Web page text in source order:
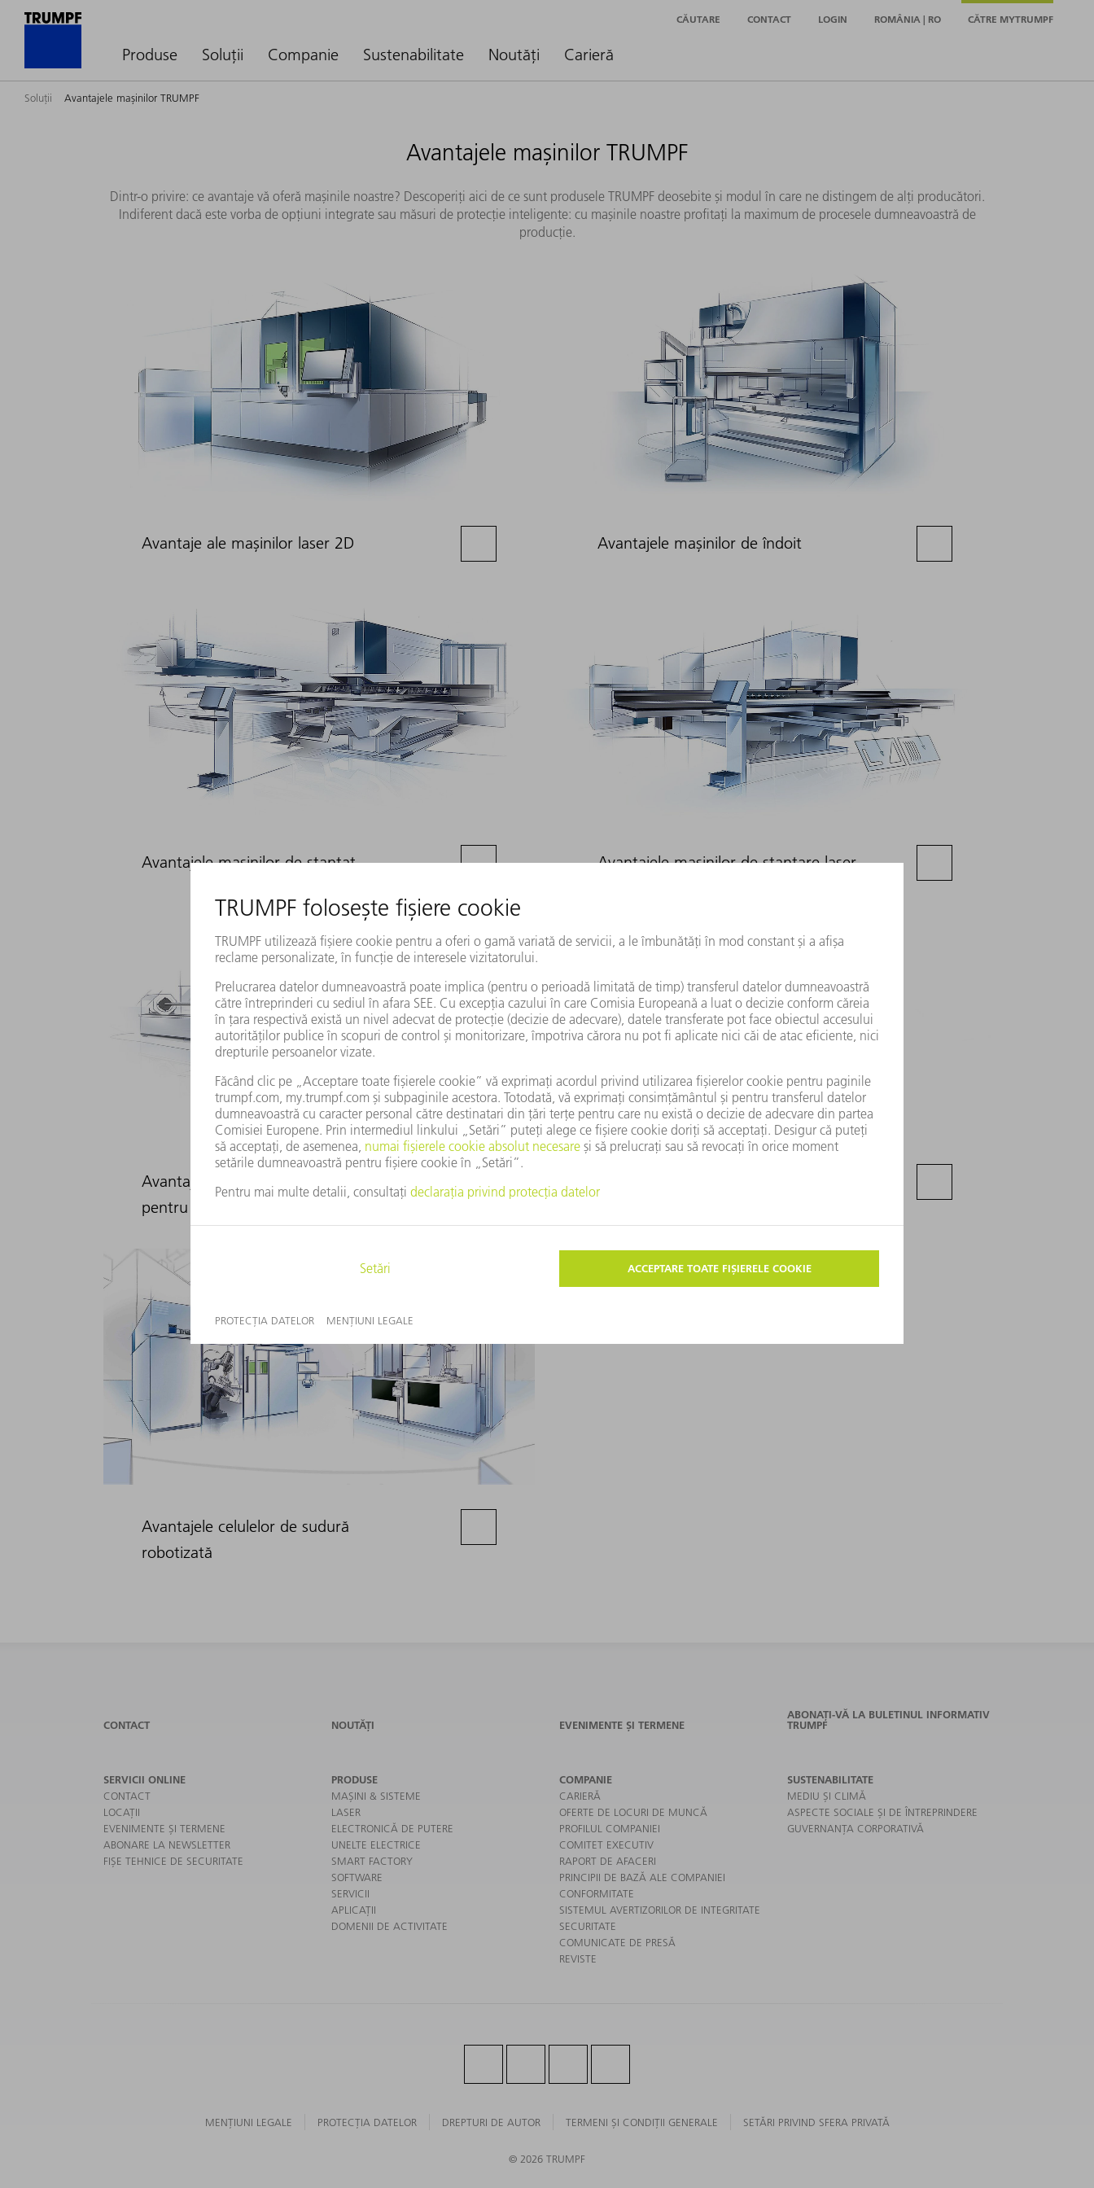
Produse Soluții Companie Sustenabilitate Noutăți Carieră
CĂUTARE CONTACT LOGIN ROMÂNIA | RO CĂTRE MYTRUMPF
Soluții Avantajele mașinilor TRUMPF
Avantajele mașinilor TRUMPF
Dintr-o privire: ce avantaje vă oferă mașinile noastre? Descoperiți aici de ce sunt produsele TRUMPF deosebite și modul în care ne distingem de alți producători.
Indiferent dacă este vorba de opțiuni integrate sau măsuri de protecție inteligente: cu mașinile noastre profitați la maximum de procesele dumneavoastră de
producție.
Avantaje ale mașinilor laser 2D Avantajele mașinilor de îndoit
Avantajele mașinilor de ștanțat Avantajele mașinilor de ștanțare laser
Avantajele mașinilor de debitat cu laser
pentru țevi
Avantajele celulelor de sudură
robotizată
CONTACT NOUTĂȚI EVENIMENTE ȘI TERMENE
ABONAȚI-VĂ LA BULETINUL INFORMATIV
TRUMPF
SERVICII ONLINE
CONTACT
LOCAȚII
EVENIMENTE ȘI TERMENE
ABONARE LA NEWSLETTER
FIȘE TEHNICE DE SECURITATE
PRODUSE
MAȘINI & SISTEME
LASER
ELECTRONICĂ DE PUTERE
UNELTE ELECTRICE
SMART FACTORY
SOFTWARE
SERVICII
APLICAȚII
DOMENII DE ACTIVITATE
COMPANIE
CARIERĂ
OFERTE DE LOCURI DE MUNCĂ
PROFILUL COMPANIEI
COMITET EXECUTIV
RAPORT DE AFACERI
PRINCIPII DE BAZĂ ALE COMPANIEI
CONFORMITATE
SISTEMUL AVERTIZORILOR DE INTEGRITATE
SECURITATE
COMUNICATE DE PRESĂ
REVISTE
SUSTENABILITATE
MEDIU ȘI CLIMĂ
ASPECTE SOCIALE ȘI DE ÎNTREPRINDERE
GUVERNANȚA CORPORATIVĂ
MENȚIUNI LEGALE PROTECȚIA DATELOR DREPTURI DE AUTOR TERMENI ŞI CONDIŢII GENERALE SETĂRI PRIVIND SFERA PRIVATĂ
© 2026 TRUMPF